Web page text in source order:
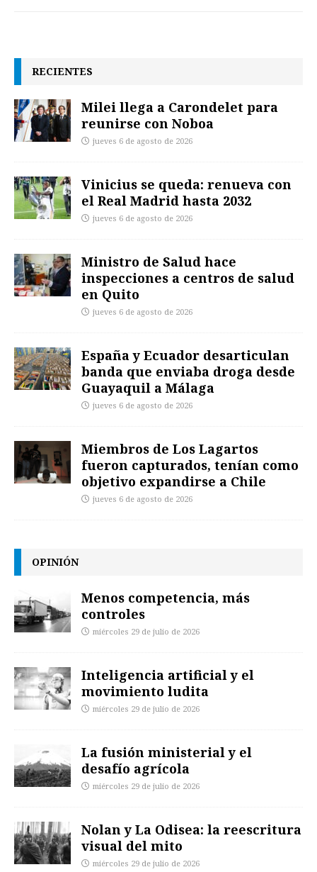
RECIENTES
Milei llega a Carondelet para
reunirse con Noboa
jueves 6 de agosto de 2026
Vinicius se queda: renueva con
el Real Madrid hasta 2032
jueves 6 de agosto de 2026
Ministro de Salud hace
inspecciones a centros de salud
en Quito
jueves 6 de agosto de 2026
España y Ecuador desarticulan
banda que enviaba droga desde
Guayaquil a Málaga
jueves 6 de agosto de 2026
Miembros de Los Lagartos
fueron capturados, tenían como
objetivo expandirse a Chile
jueves 6 de agosto de 2026
OPINIÓN
Menos competencia, más
controles
miércoles 29 de julio de 2026
Inteligencia artificial y el
movimiento ludita
miércoles 29 de julio de 2026
La fusión ministerial y el
desafío agrícola
miércoles 29 de julio de 2026
Nolan y La Odisea: la reescritura
visual del mito
miércoles 29 de julio de 2026